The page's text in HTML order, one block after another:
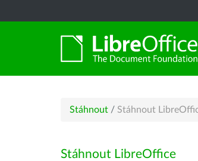
Stáhnout / Stáhnout
Stáhnout LibreOffice